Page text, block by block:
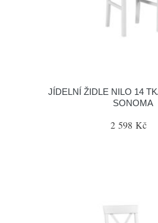
JÍDELNÍ ŽIDLE NILO 14
SONOMA
2 598 Kč